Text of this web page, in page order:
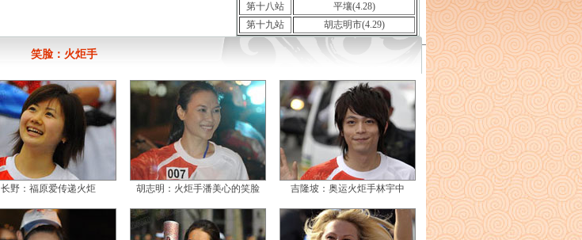
第十八站
平壤(4.28)
第十九站
胡志明市(4.29)
笑脸：火炬手
长野：福原爱传递火炬 胡志明：火炬手潘美心的笑脸 吉隆坡：奥运火炬手林宇中